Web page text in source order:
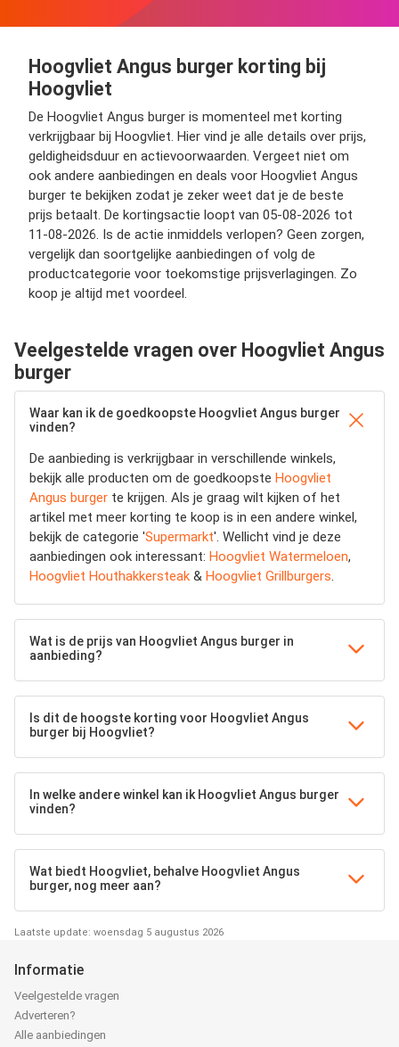
Hoogvliet Angus burger korting bij
Hoogvliet
De Hoogvliet Angus burger is momenteel met korting
verkrijgbaar bij Hoogvliet. Hier vind je alle details over prijs,
geldigheidsduur en actievoorwaarden. Vergeet niet om
ook andere aanbiedingen en deals voor Hoogvliet Angus
burger te bekijken zodat je zeker weet dat je de beste
prijs betaalt. De kortingsactie loopt van 05-08-2026 tot
11-08-2026. Is de actie inmiddels verlopen? Geen zorgen,
vergelijk dan soortgelijke aanbiedingen of volg de
productcategorie voor toekomstige prijsverlagingen. Zo
koop je altijd met voordeel.
Veelgestelde vragen over Hoogvliet Angus
burger
Waar kan ik de goedkoopste Hoogvliet Angus burger
vinden?
De aanbieding is verkrijgbaar in verschillende winkels,
bekijk alle producten om de goedkoopste Hoogvliet
Angus burger te krijgen. Als je graag wilt kijken of het
artikel met meer korting te koop is in een andere winkel,
bekijk de categorie 'Supermarkt'. Wellicht vind je deze
aanbiedingen ook interessant: Hoogvliet Watermeloen,
Hoogvliet Houthakkersteak & Hoogvliet Grillburgers.
Wat is de prijs van Hoogvliet Angus burger in
aanbieding?
Is dit de hoogste korting voor Hoogvliet Angus
burger bij Hoogvliet?
In welke andere winkel kan ik Hoogvliet Angus burger
vinden?
Wat biedt Hoogvliet, behalve Hoogvliet Angus
burger, nog meer aan?
Laatste update: woensdag 5 augustus 2026
Informatie
Veelgestelde vragen
Adverteren?
Alle aanbiedingen